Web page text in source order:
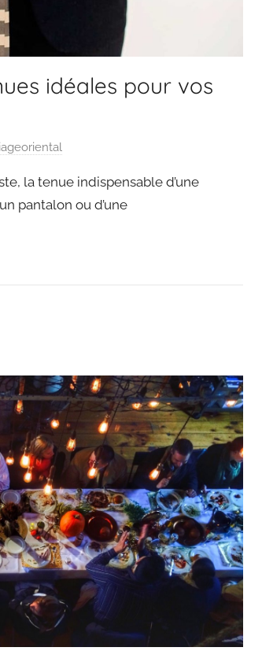
idéales pour vos
la tenue indispensable d’une
pantalon ou d’une